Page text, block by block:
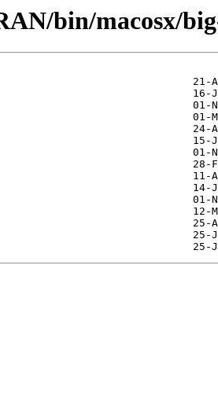
bin/macosx/